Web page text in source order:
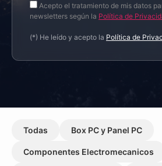
Acepto el tratamiento de mis datos
newsletters según la Política de
(*) He leído y acepto la Política de
Todas Box PC y Panel PC
Componentes Electromecanicos